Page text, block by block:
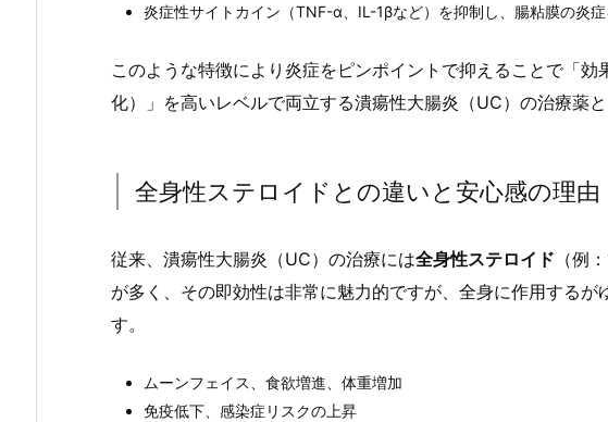
炎症性サイトカイン（TNF-α、IL-1βなど）を抑制し、腸粘膜の炎症
このような特徴により炎症をピンポイントで抑えることで「
化）」を高いレベルで両立する潰瘍性大腸炎（UC）の治療薬と
全身性ステロイドとの違いと安心感の理由
従来、潰瘍性大腸炎（UC）の治療には全身性ステロイド （例
が多く、その即効性は非常に魅力的ですが、全身に作用するが
す。
ムーンフェイス、食欲増進、体重増加
免疫低下、感染症リスクの上昇